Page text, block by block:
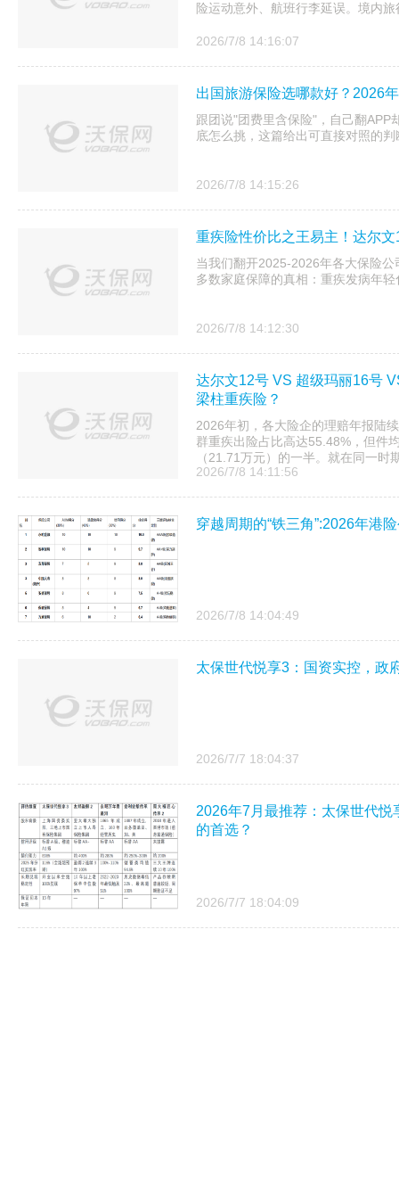
险运动意外、航班行李延误。境内
2026/7/8 14:16:07
出国旅游保险选哪款好？2026
跟团说"团费里含保险"，自己翻APP
底怎么挑，这篇给出可直接对照的
2026/7/8 14:15:26
重疾险性价比之王易主！达尔
当我们翻开2025-2026年各大保险
多数家庭保障的真相：重疾发病年
2026/7/8 14:12:30
达尔文12号 VS 超级玛丽16号
梁柱重疾险？
2026年初，各大险企的理赔年报陆
群重疾出险占比高达55.48%，但件
（21.71万元）的一半。就在同一时
2026/7/8 14:11:56
穿越周期的“铁三角”:2026年港
2026/7/8 14:04:49
太保世代悦享3：国资实控，政
2026/7/7 18:04:37
2026年7月最推荐：太保世代悦
的首选？
2026/7/7 18:04:09